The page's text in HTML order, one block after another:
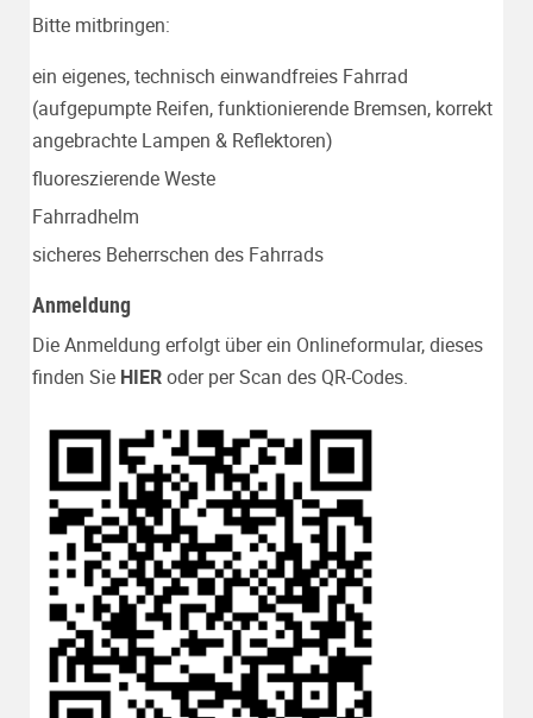
Bitte mitbringen:
ein eigenes, technisch einwandfreies Fahrrad
(aufgepumpte Reifen, funktionierende Bremsen, korrekt
angebrachte Lampen & Reflektoren)
fluoreszierende Weste
Fahrradhelm
sicheres Beherrschen des Fahrrads
Anmeldung
Die Anmeldung erfolgt über ein Onlineformular, dieses
finden Sie HIERoder per Scan des QR-Codes.